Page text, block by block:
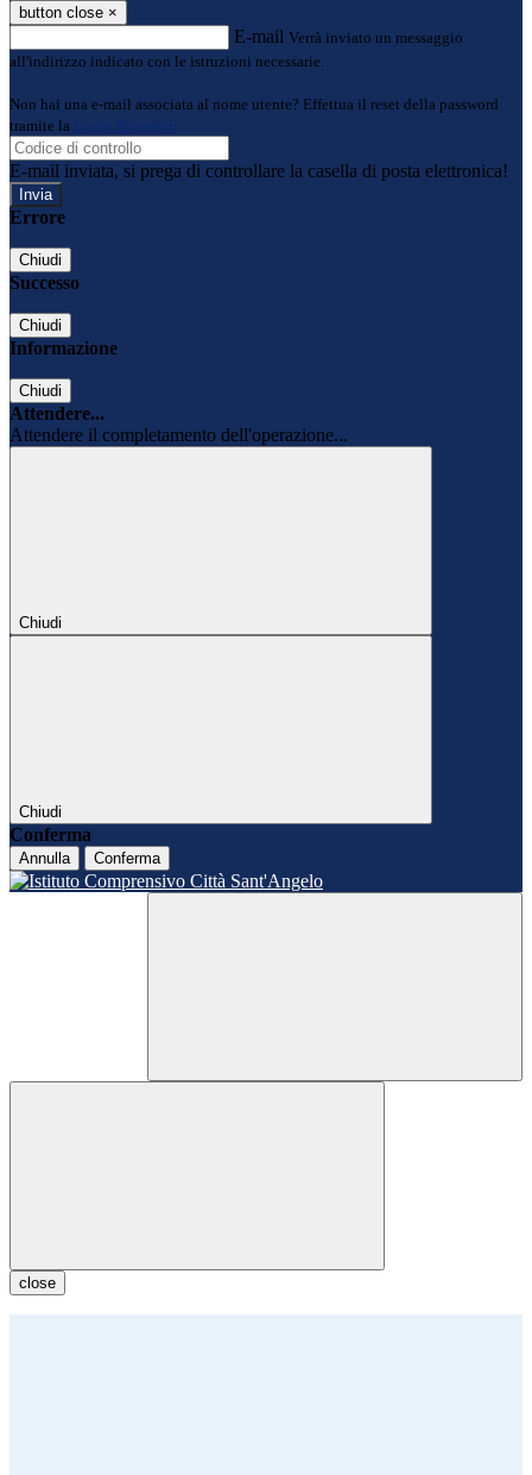
button close ×
E-mail Verrà inviato un messaggio
all'indirizzo indicato con le istruzioni necessarie.
Non hai una e-mail associata al nome utente? Effettua il reset della password
tramite la
Login Spaggiari
E-mail inviata, si prega di controllare la casella di posta elettronica!
Errore
Chiudi
Successo
Chiudi
Informazione
Chiudi
Attendere...
Attendere il completamento dell'operazione...
Chiudi
Chiudi
Conferma
Annulla Conferma
close